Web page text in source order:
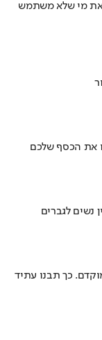
את מי שלא משתמש
את הכסף שלכם
נשים לגברים
כך תבנו עתיד